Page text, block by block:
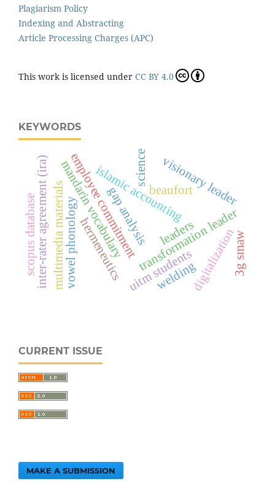
Plagiarism Policy
Indexing and Abstracting
Article Processing Charges (APC)
This work is licensed under CC BY 4.0
KEYWORDS
islamic accounting
employee commitment beaufort
transformation leader
visionary leader
mandarin vocabulary
multimedia materials uitm studentsdigitalization
gap analysis
hermeneutics
science
vowel phonology
inter-rater agreement (ira)
scopus database 3g smaw
welding
leaders
CURRENT ISSUE
MAKE A SUBMISSION